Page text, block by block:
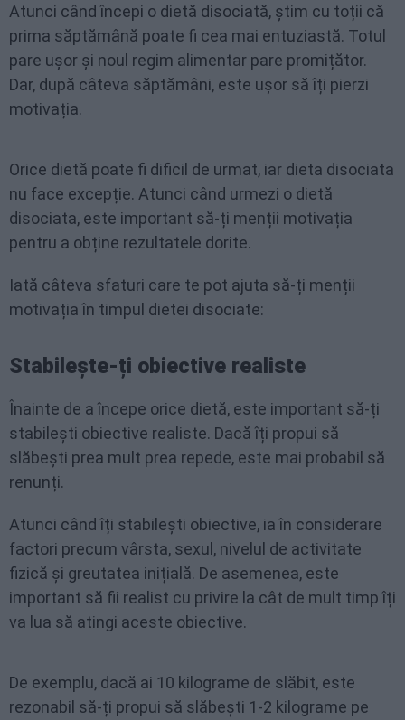
Atunci când începi o dietă disociată, știm cu toții că
prima săptămână poate fi cea mai entuziastă. Totul
pare ușor și noul regim alimentar pare promițător.
Dar, după câteva săptămâni, este ușor să îți pierzi
motivația.
Orice dietă poate fi dificil de urmat, iar dieta disociata
nu face excepție. Atunci când urmezi o dietă
disociata, este important să-ți menții motivația
pentru a obține rezultatele dorite.
Iată câteva sfaturi care te pot ajuta să-ți menții
motivația în timpul dietei disociate:
Stabilește-ți obiective realiste
Înainte de a începe orice dietă, este important să-ți
stabilești obiective realiste. Dacă îți propui să
slăbești prea mult prea repede, este mai probabil să
renunți.
Atunci când îți stabilești obiective, ia în considerare
factori precum vârsta, sexul, nivelul de activitate
fizică și greutatea inițială. De asemenea, este
important să fii realist cu privire la cât de mult timp îți
va lua să atingi aceste obiective.
De exemplu, dacă ai 10 kilograme de slăbit, este
rezonabil să-ți propui să slăbești 1-2 kilograme pe